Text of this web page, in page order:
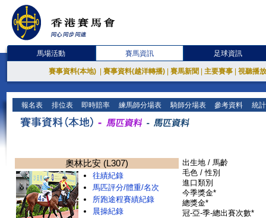
馬場活動 賽馬資訊 足球資訊
賽事資料(本地) 賽事資料(越洋轉播) 賽馬新聞 主要賽事 視聽播
報名表 排位表 即時賠率 練馬師分場表 騎師分場表 參考資料 統
奧林比安 (L307)
往績紀錄
馬匹評分/體重/名次
所跑途程賽績紀錄
晨操紀錄
出生地 / 馬齡
毛色 / 性別
進口類別
今季獎金*
總獎金*
冠-亞-季-總出賽次數*